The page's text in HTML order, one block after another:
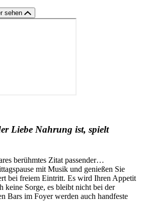
sehen
Liebe Nahrung ist, spielt
berühmtes Zitat passender…
mit Musik und genießen Sie
bei freiem Eintritt. Es wird Ihren Appetit
keine Sorge, es bleibt nicht bei der
Bars im Foyer werden auch handfeste